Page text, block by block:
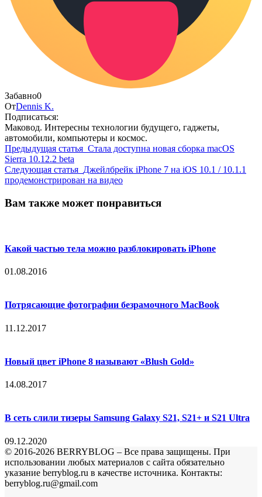
Забавно0
ОтDennis K.
Подписаться:
Маковод. Интересны технологии будущего, гаджеты,
автомобили, компьютеры и космос.
Предыдущая статья Стала доступна новая сборка macOS
Sierra 10.12.2 beta
Следующая статья Джейлбрейк iPhone 7 на iOS 10.1 / 10.1.1
продемонстрирован на видео
Вам также может понравиться
Какой частью тела можно разблокировать iPhone
01.08.2016
Потрясающие фотографии безрамочного MacBook
11.12.2017
Новый цвет iPhone 8 называют «Blush Gold»
14.08.2017
В сеть слили тизеры Samsung Galaxy S21, S21+ и S21 Ultra
09.12.2020
© 2016-2026 BERRYBLOG – Все права защищены. При
использовании любых материалов с сайта обязательно
указание berryblog.ru в качестве источника. Контакты:
berryblog.ru@gmail.com